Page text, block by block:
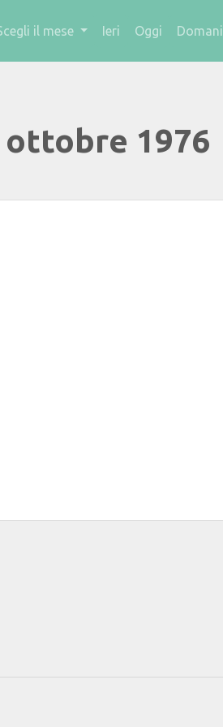
il mese Ieri Oggi Domani
1976